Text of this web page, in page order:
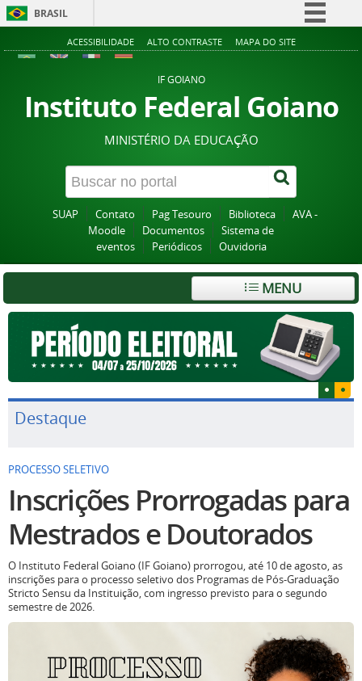
BRASIL
Simplifique!
Acesso à informação
Legislação
Canais
ACESSIBILIDADE ALTO CONTRASTE MAPA DO SITE
IF GOIANO
Instituto Federal Goiano
MINISTÉRIO DA EDUCAÇÃO
SUAP Contato Pag Tesouro Biblioteca
AVA -
Moodle
Documentos
Sistema de
eventos
Periódicos Ouvidoria
MENU
Destaque
PROCESSO SELETIVO
Inscrições Prorrogadas para
Mestrados e Doutorados
O Instituto Federal Goiano (IF Goiano) prorrogou, até 10 de agosto, as
inscrições para o processo seletivo dos Programas de Pós-Graduação
Stricto Sensu da Instituição, com ingresso previsto para o segundo
semestre de 2026.